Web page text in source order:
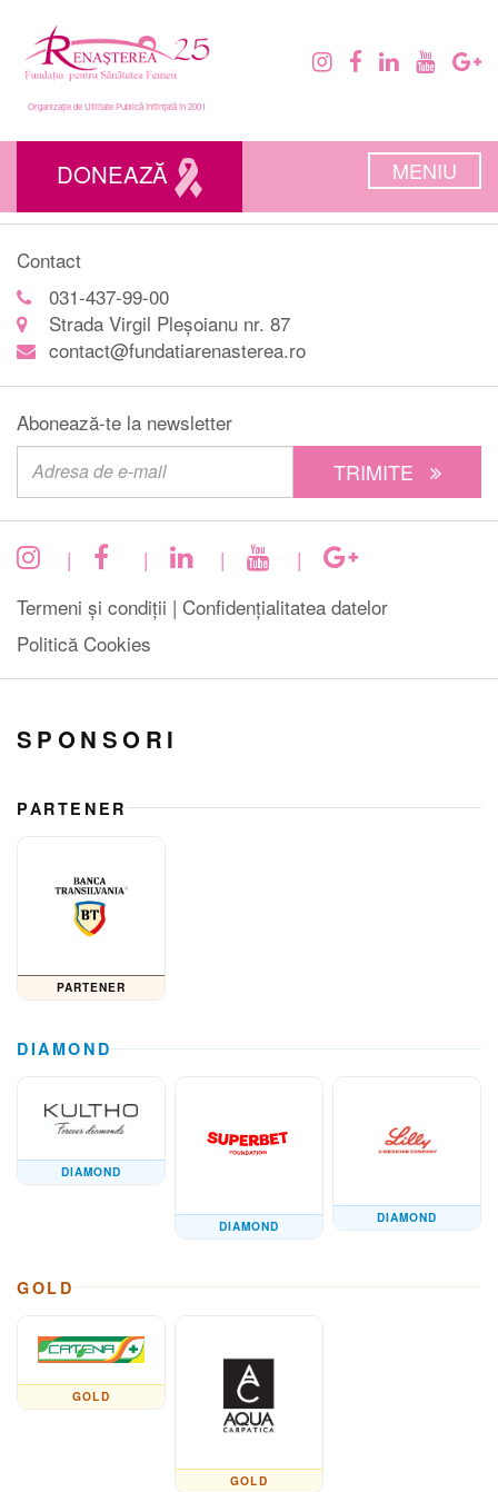
Organizație de Utilitate Publică înființată în 2001
DONEAZĂ MENIU
Contact
031-437-99-00
Strada Virgil Pleșoianu nr. 87
contact@fundatiarenasterea.ro
Abonează-te la newsletter
TRIMITE
| | |
|
Termeni și condiții | Confidențialitatea datelor
Politică Cookies
SPONSORI
PARTENER
PARTENER
DIAMOND
DIAMOND
DIAMOND
DIAMOND
GOLD
GOLD
GOLD